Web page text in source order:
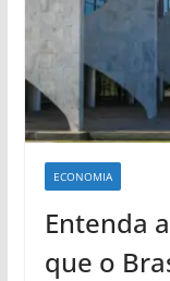
ECONOMIA
Entenda
que o